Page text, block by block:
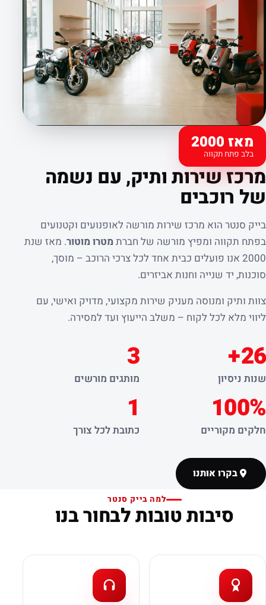
מאז 2000
בלב פתח תקווה
קצת עלינו
מרכז שירות ותיק, עם נשמה
של רוכבים
בייק סנטר הוא מרכז שירות מורשה לאופנועים וקטנועים
בפתח תקווה ומפיץ מורשה של חברת מטרו מוטור. מאז שנת
2000 אנו פועלים כבית אחד לכל צרכי הרוכב – מוסך,
סוכנות, יד שנייה וחנות אביזרים.
צוות ותיק ומנוסה מעניק שירות מקצועי, מדויק ואישי, עם
ליווי מלא לכל לקוח – משלב הייעוץ ועד למסירה.
26+
שנות ניסיון
3
מותגים מורשים
100%
חלקים מקוריים
1
כתובת לכל צורך
בקרו אותנו
למה בייק סנטר
סיבות טובות לבחור בנו